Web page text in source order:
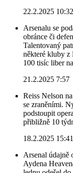
22.2.2025 10:32
Arsenalu se
obránce či
Talentovaný
některé kluby z
100 tisíc liber
21.2.2025 7:57
Reiss Nelson
se zraněními.
podstoupit
přibližně 10
18.2.2025 15:41
Arsenal údajně
Aydena